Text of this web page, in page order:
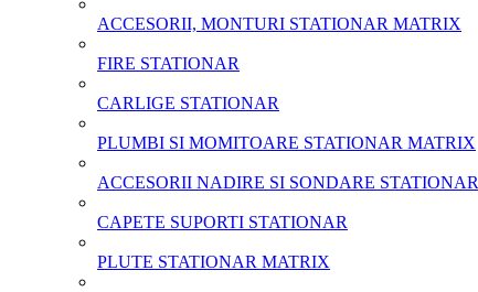
ACCESORII, MONTURI STATIONAR MATRIX
FIRE STATIONAR
CARLIGE STATIONAR
PLUMBI SI MOMITOARE STATIONAR MATRIX
ACCESORII NADIRE SI SONDARE STATIONAR
CAPETE SUPORTI STATIONAR
PLUTE STATIONAR MATRIX